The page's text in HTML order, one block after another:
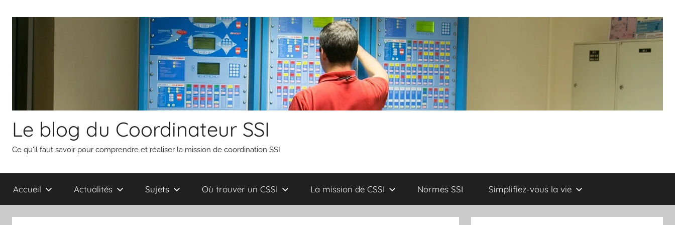
Le blog du Coordinateur SSI
Ce qu'il faut savoir pour comprendre et réaliser la mission de coordination SSI
Accueil Actualités Sujets Où trouver un CSSI La mission de CSSI Normes SSI Simplifiez-vous la vie